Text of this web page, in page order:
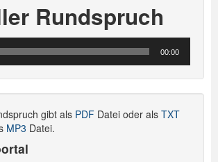
Rundspruch
00:00
gibt als PDF Datei oder als TXT
MP3 Datei.